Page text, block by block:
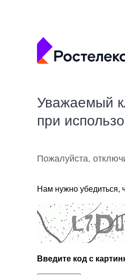
Уважаемый
при
Пожалуйста,
Нам нужно убедиться,
Введите код с